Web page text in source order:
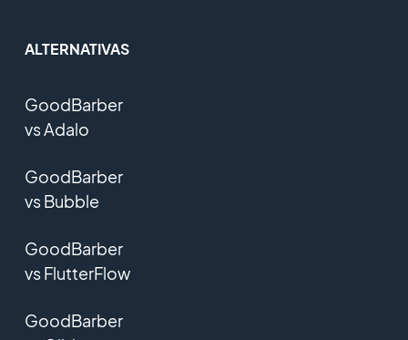
ALTERNATIVAS
GoodBarber
vs Adalo
GoodBarber
vs Bubble
GoodBarber
vs FlutterFlow
GoodBarber